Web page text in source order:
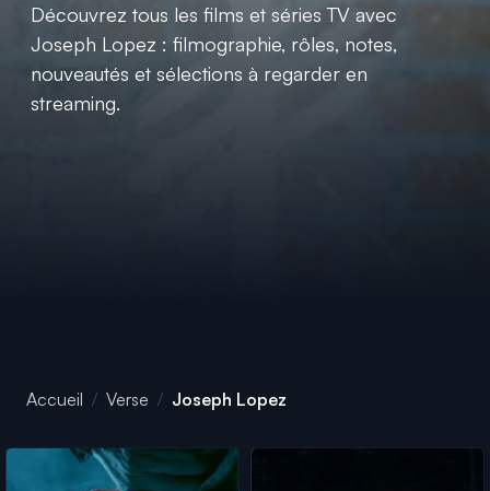
Découvrez tous les films et séries TV avec
Joseph Lopez : filmographie, rôles, notes,
nouveautés et sélections à regarder en
streaming.
Accueil Verse Joseph Lopez